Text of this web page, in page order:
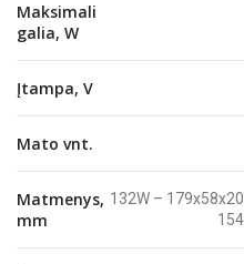
Maksimali
galia, W
Įtampa, V
Mato vnt.
Matmenys,
mm
132W –